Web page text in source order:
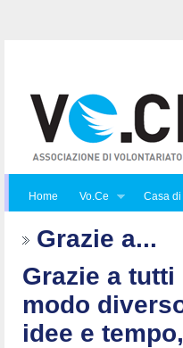
Home Vo.Ce Casa
Grazie a...
Grazie a
modo
idee e